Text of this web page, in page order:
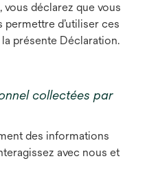
déclarez que vous
permettre d’utiliser ces
présente Déclaration.
collectées par
des informations
avec nous et